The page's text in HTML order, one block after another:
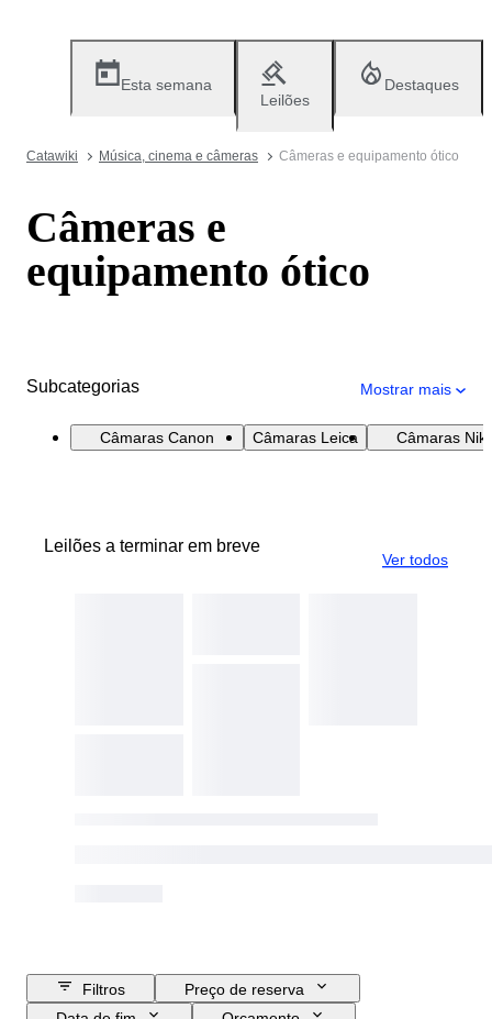
Esta semana
Leilões
Destaques
Catawiki Música, cinema e câmeras Câmeras e equipamento ótico
Câmeras e
equipamento ótico
Subcategorias Mostrar mais
Câmaras Canon Câmaras Leica Câmaras
Leilões a terminar em breve
Ver todos
Filtros
Preço de reserva